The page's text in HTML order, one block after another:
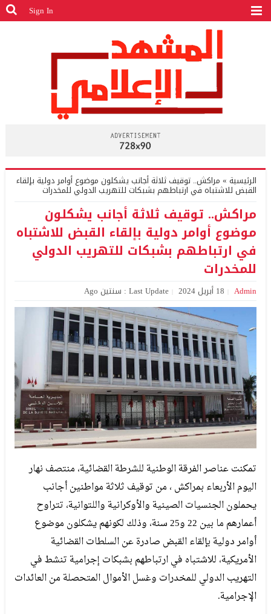
Sign In
الرئيسية » مراكش.. توقيف ثلاثة أجانب يشكلون موضوع أوامر دولية بإلقاء
القبض للاشتباه في ارتباطهم بشبكات للتهريب الدولي للمخدرات
مراكش.. توقيف ثلاثة أجانب يشكلون
موضوع أوامر دولية بإلقاء القبض للاشتباه
في ارتباطهم بشبكات للتهريب الدولي
للمخدرات
Admin 18 أبريل 2024 Last Update : سنتين Ago
تمكنت عناصر الفرقة الوطنية للشرطة القضائية، منتصف نهار
اليوم الأربعاء بمراكش ، من توقيف ثلاثة مواطنين أجانب
يحملون الجنسيات الصينية والأوكرانية واللتوانية، تتراوح
أعمارهم ما بين 22 و25 سنة، وذلك لكونهم يشكلون موضوع
أوامر دولية بإلقاء القبض صادرة عن السلطات القضائية
الأمريكية، للاشتباه في ارتباطهم بشبكات إجرامية تنشط في
التهريب الدولي للمخدرات وغسل الأموال المتحصلة من العائدات
الإجرامية.